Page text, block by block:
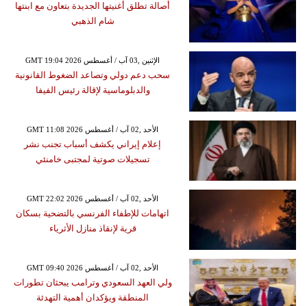
أصالة تطلق أغنيتها الجديدة بتعاون مع ابنتها
شام الذهبي
GMT 19:04 2026 الإثنين ,03 آب / أغسطس
سحب دعم دولي وتصاعد الضغوط القانونية
والدبلوماسية لإقالة رئيس الفيفا
GMT 11:08 2026 الأحد ,02 آب / أغسطس
إعلام إيراني يكشف أسباب تجنب نشر
تسجيلات صوتية لمجتبى خامنئي
GMT 22:02 2026 الأحد ,02 آب / أغسطس
اتهامات للإطفاء الفرنسي بالتضحية بسكان
قرية لإنقاذ منازل الأثرياء
GMT 09:40 2026 الأحد ,02 آب / أغسطس
ولي العهد السعودي وترامب يبحثان تطورات
المنطقة ويؤكدان أهمية التهدئة